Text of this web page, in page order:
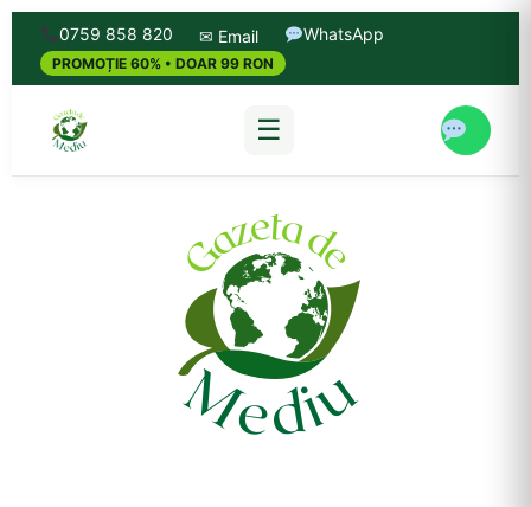
0759 858 820 ✉ Email WhatsApp
PROMOȚIE 60% • DOAR 99 RON
☰